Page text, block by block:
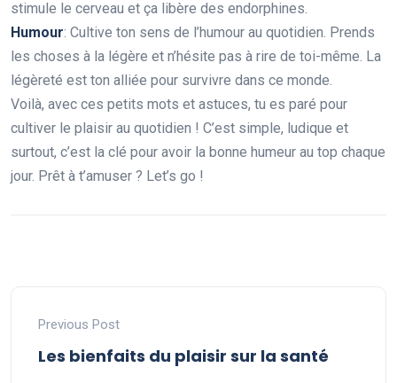
stimule le cerveau et ça libère des endorphines.
Humour: Cultive ton sens de l’humour au quotidien. Prends
les choses à la légère et n’hésite pas à rire de toi-même. La
légèreté est ton alliée pour survivre dans ce monde.
Voilà, avec ces petits mots et astuces, tu es paré pour
cultiver le plaisir au quotidien ! C’est simple, ludique et
surtout, c’est la clé pour avoir la bonne humeur au top chaque
jour. Prêt à t’amuser ? Let’s go !
Previous Post
Les bienfaits du plaisir sur la santé